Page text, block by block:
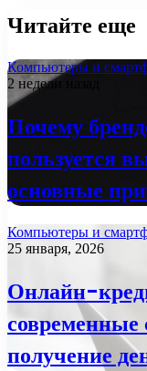
Читайте еще
Компьютеры и
2 недели назад
Почему
пользуется
основные
Компьютеры и
25 января, 2026
Онлайн-
получение